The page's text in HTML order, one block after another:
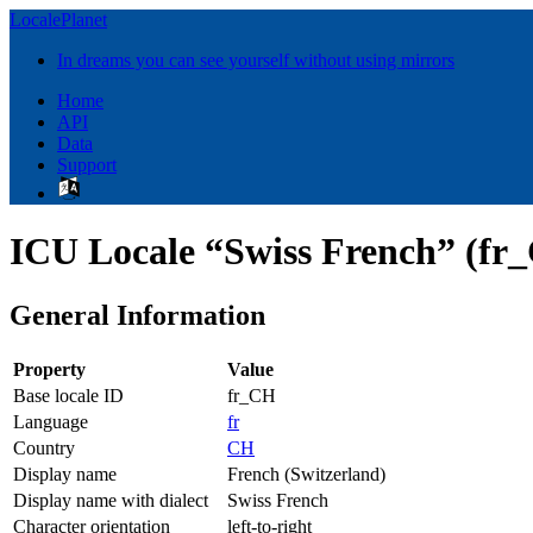
LocalePlanet
In dreams you can see yourself without using mirrors
Home
API
Data
Support
ICU Locale “Swiss French”
General Information
Property
Value
Base locale ID
fr_CH
Language
fr
Country
CH
Display name
French (Switzerland)
Display name with dialect
Swiss French
Character orientation
left-to-right